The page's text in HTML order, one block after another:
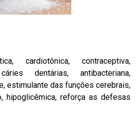
cardiotônica, contraceptiva,
dentárias, antibacteriana,
estimulante das funções cerebrais,
hipoglicêmica, reforça as defesas